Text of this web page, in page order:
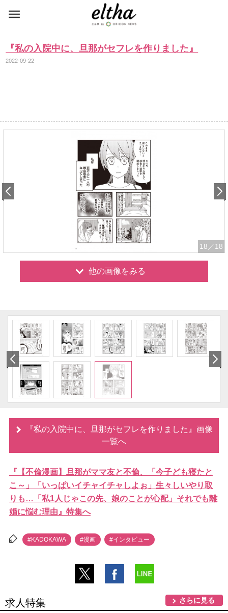
『私の入院中に、旦那がセフレを作りました』
2022-09-22
18 ／18
他の画像をみる
『私の入院中に、旦那がセフレを作りました』画像
一覧へ
『【不倫漫画】旦那がママ友と不倫、「今子ども寝たと
こ～」「いっぱいイチャイチャしよぉ」生々しいやり取
りも…「私1人じゃこの先、娘のことが心配」それでも離
婚に悩む理由』特集へ
#KADOKAWA #漫画 #インタビュー
求人特集 さらに見る